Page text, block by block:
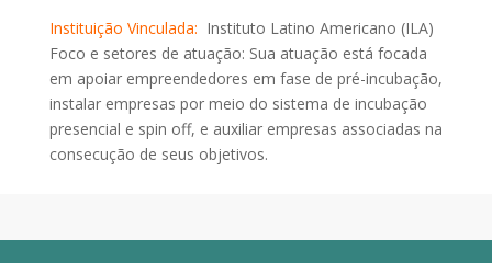
Instituição Vinculada: Instituto Latino Americano (ILA)
Foco e setores de atuação: Sua atuação está focada
em apoiar empreendedores em fase de pré-incubação,
instalar empresas por meio do sistema de incubação
presencial e spin off, e auxiliar empresas associadas na
consecução de seus objetivos.